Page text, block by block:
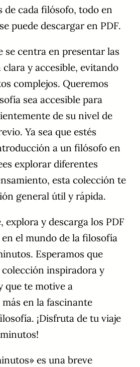
de cada filósofo, todo en
puede descargar en PDF.
se centra en presentar las
clara y accesible, evitando
complejos. Queremos
sea accesible para
de su nivel de
Ya sea que estés
a un filósofo en
explorar diferentes
esta colección te
general útil y rápida.
explora y descarga los PDF
el mundo de la filosofía
Esperamos que
inspiradora y
que te motive a
en la fascinante
¡Disfruta de tu viaje
es una breve